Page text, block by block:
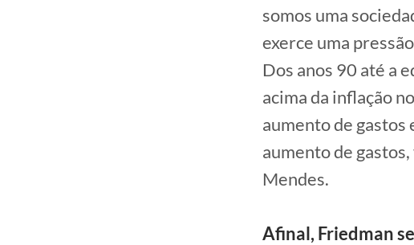
somos uma
exerce uma
Dos anos 90 até a
acima da inflação
aumento de gastos
aumento de
Mendes.
Afinal, Friedman